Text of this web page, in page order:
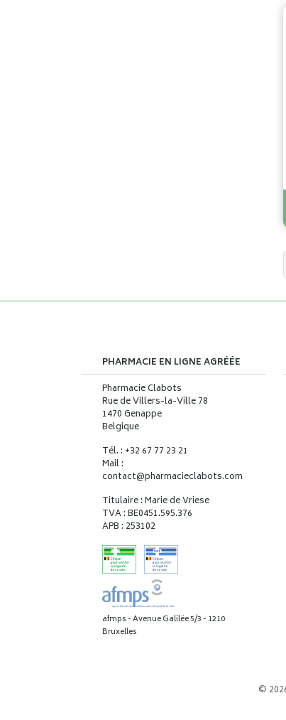
PHARMACIE EN LIGNE AGRÉÉE
Pharmacie Clabots
Rue de Villers-la-Ville 78
1470 Genappe
Belgique
Tél. : +32 67 77 23 21
Mail :
contact@pharmacieclabots.com
Titulaire : Marie de Vriese
TVA : BE0451.595.376
APB : 253102
afmps - Avenue Galilée 5/3 - 1210
Bruxelles
©